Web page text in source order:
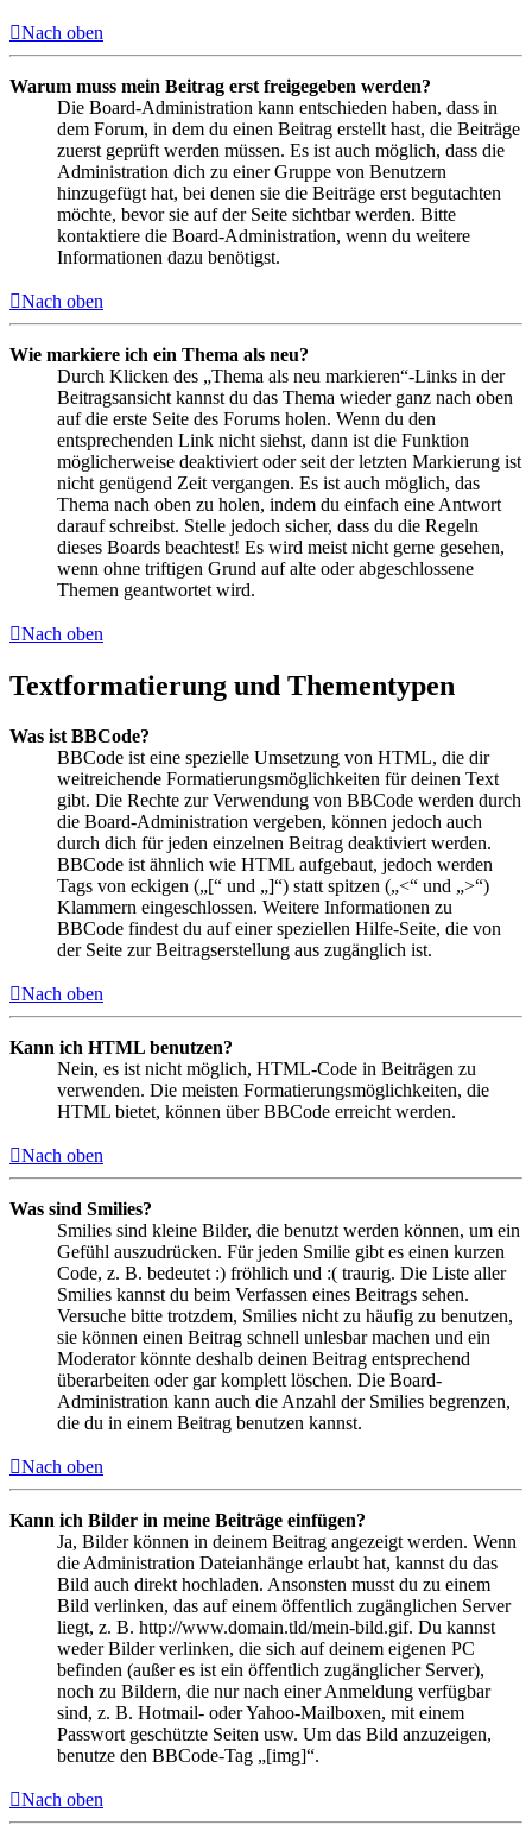
Nach oben
Warum muss mein Beitrag erst freigegeben werden?
Die Board-Administration kann entschieden haben, dass in
dem Forum, in dem du einen Beitrag erstellt hast, die Beiträge
zuerst geprüft werden müssen. Es ist auch möglich, dass die
Administration dich zu einer Gruppe von Benutzern
hinzugefügt hat, bei denen sie die Beiträge erst begutachten
möchte, bevor sie auf der Seite sichtbar werden. Bitte
kontaktiere die Board-Administration, wenn du weitere
Informationen dazu benötigst.
Nach oben
Wie markiere ich ein Thema als neu?
Durch Klicken des „Thema als neu markieren“-Links in der
Beitragsansicht kannst du das Thema wieder ganz nach oben
auf die erste Seite des Forums holen. Wenn du den
entsprechenden Link nicht siehst, dann ist die Funktion
möglicherweise deaktiviert oder seit der letzten Markierung ist
nicht genügend Zeit vergangen. Es ist auch möglich, das
Thema nach oben zu holen, indem du einfach eine Antwort
darauf schreibst. Stelle jedoch sicher, dass du die Regeln
dieses Boards beachtest! Es wird meist nicht gerne gesehen,
wenn ohne triftigen Grund auf alte oder abgeschlossene
Themen geantwortet wird.
Nach oben
Textformatierung und Thementypen
Was ist BBCode?
BBCode ist eine spezielle Umsetzung von HTML, die dir
weitreichende Formatierungsmöglichkeiten für deinen Text
gibt. Die Rechte zur Verwendung von BBCode werden durch
die Board-Administration vergeben, können jedoch auch
durch dich für jeden einzelnen Beitrag deaktiviert werden.
BBCode ist ähnlich wie HTML aufgebaut, jedoch werden
Tags von eckigen („[“ und „]“) statt spitzen („<“ und „>“)
Klammern eingeschlossen. Weitere Informationen zu
BBCode findest du auf einer speziellen Hilfe-Seite, die von
der Seite zur Beitragserstellung aus zugänglich ist.
Nach oben
Kann ich HTML benutzen?
Nein, es ist nicht möglich, HTML-Code in Beiträgen zu
verwenden. Die meisten Formatierungsmöglichkeiten, die
HTML bietet, können über BBCode erreicht werden.
Nach oben
Was sind Smilies?
Smilies sind kleine Bilder, die benutzt werden können, um ein
Gefühl auszudrücken. Für jeden Smilie gibt es einen kurzen
Code, z. B. bedeutet :) fröhlich und :( traurig. Die Liste aller
Smilies kannst du beim Verfassen eines Beitrags sehen.
Versuche bitte trotzdem, Smilies nicht zu häufig zu benutzen,
sie können einen Beitrag schnell unlesbar machen und ein
Moderator könnte deshalb deinen Beitrag entsprechend
überarbeiten oder gar komplett löschen. Die Board-
Administration kann auch die Anzahl der Smilies begrenzen,
die du in einem Beitrag benutzen kannst.
Nach oben
Kann ich Bilder in meine Beiträge einfügen?
Ja, Bilder können in deinem Beitrag angezeigt werden. Wenn
die Administration Dateianhänge erlaubt hat, kannst du das
Bild auch direkt hochladen. Ansonsten musst du zu einem
Bild verlinken, das auf einem öffentlich zugänglichen Server
liegt, z. B. http://www.domain.tld/mein-bild.gif. Du kannst
weder Bilder verlinken, die sich auf deinem eigenen PC
befinden (außer es ist ein öffentlich zugänglicher Server),
noch zu Bildern, die nur nach einer Anmeldung verfügbar
sind, z. B. Hotmail- oder Yahoo-Mailboxen, mit einem
Passwort geschützte Seiten usw. Um das Bild anzuzeigen,
benutze den BBCode-Tag „[img]“.
Nach oben